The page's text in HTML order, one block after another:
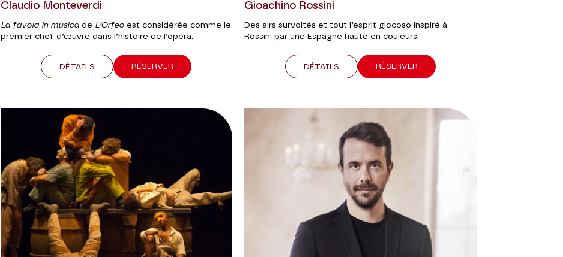
Claudio Monteverdi
La favola in musica de L’Orfeo est considérée comme le
premier chef-d’œuvre dans l’histoire de l’opéra.
DÉTAILS RÉSERVER
Gioachino Rossini
Des airs survoltés et tout l’esprit giocoso inspiré à
Rossini par une Espagne haute en couleurs.
DÉTAILS RÉSERVER